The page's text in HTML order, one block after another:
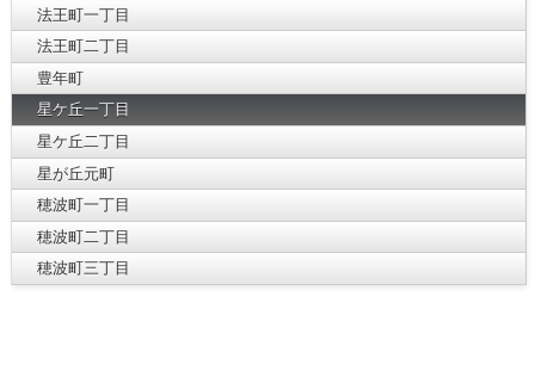
法王町一丁目
法王町二丁目
豊年町
星ケ丘一丁目
星ケ丘二丁目
星が丘元町
穂波町一丁目
穂波町二丁目
穂波町三丁目